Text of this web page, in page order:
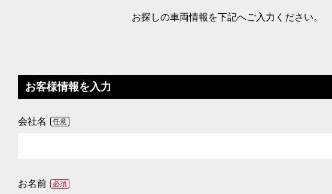
お探しの車両情報を下記へご入力ください。
お客様情報を入力
会社名 任意
お名前 必須